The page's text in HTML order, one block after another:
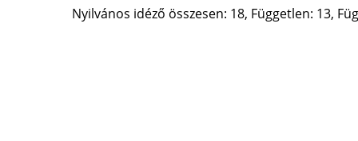
Nyilvános idéző összesen: 18, Független: 13,